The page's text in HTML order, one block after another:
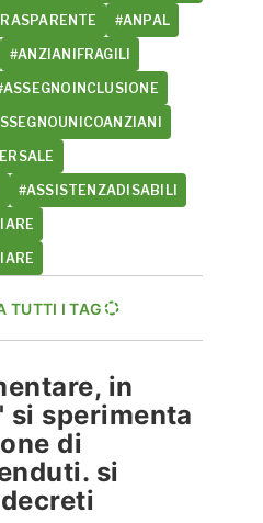
#ANPAL
#ANZIANIFRAGILI
#ASSISTENZADISABILI
TUTTI I TAG
in
si sperimenta
di
si